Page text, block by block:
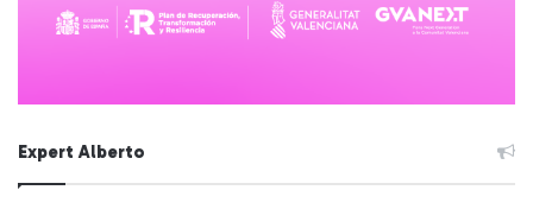
Expert Alberto